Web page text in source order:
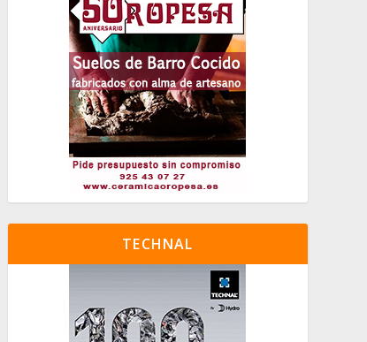
TECHNAL